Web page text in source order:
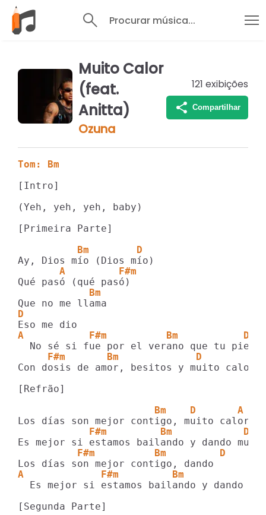
Procurar música...
Muito Calor
(feat.
Anitta)
Ozuna
121 exibições
Compartilhar
Tom: Bm
[Intro]
(Yeh, yeh, yeh, baby)
[Primeira Parte]
          Bm        D
       A         F#m
            Bm
D
A           F#m          Bm           D
     F#m       Bm             D
Con dosis de amor, besitos y muito calor
[Refrão]
                       Bm    D       A
F#m         Bm            D
          F#m          Bm         D
A             F#m         Bm           D  A
  Es mejor si estamos bailando y dando
[Segunda Parte]